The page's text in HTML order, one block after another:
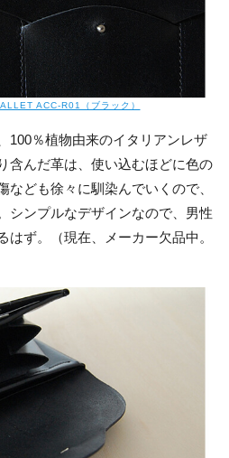
ACC-R01（ブラック）
100％植物由来のイタリアンレザ
含んだ革は、使い込むほどに色の
ども徐々に馴染んでいくので、
シンプルなデザインなので、男性
ず。（現在、メーカー欠品中。